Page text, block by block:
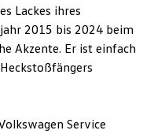
Lackes ihres
2015 bis 2024 beim
Akzente. Er ist einfach
Service